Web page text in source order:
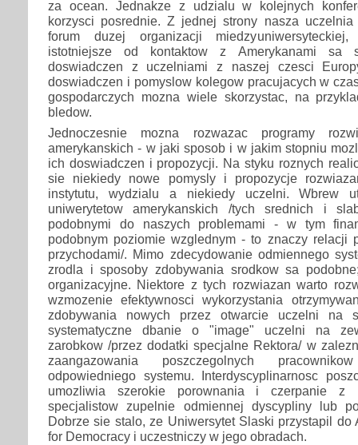
za ocean. Jednakze z udzialu w kolejnych
korzysci posrednie. Z jednej strony nasza
forum duzej organizacji
istotniejsze od kontaktow z Amerykanami sa
doswiadczen z uczelniami z naszej czesci
doswiadczen i pomyslow kolegow pracujacych w
gospodarczych mozna wiele skorzystac, na
bledow.
Jednoczesnie mozna rozwazac programy
amerykanskich - w jaki sposob i w jakim stopniu
ich doswiadczen i propozycji. Na styku roznych
sie niekiedy nowe pomysly i propozycje
instytutu, wydzialu a niekiedy uczelni. Wbrew
uniwerytetow amerykanskich /tych srednich i
podobnymi do naszych problemami - w tym
podobnym poziomie wzglednym - to znaczy relacji
przychodami/. Mimo zdecydowanie odmiennego
zrodla i sposoby zdobywania srodkow sa
organizacyjne. Niektore z tych rozwiazan warto
wzmozenie efektywnosci wykorzystania
zdobywania nowych przez otwarcie uczelni na
systematyczne dbanie o "image" uczelni na
zarobkow /przez dodatki specjalne Rektora/ w
zaangazowania poszczegolnych
odpowiedniego systemu. Interdyscyplinarnosc
umozliwia szerokie porownania i czerpanie z
specjalistow zupelnie odmiennej dyscypliny lub
Dobrze sie stalo, ze Uniwersytet Slaski przystapil do
for Democracy i uczestniczy w jego obradach.